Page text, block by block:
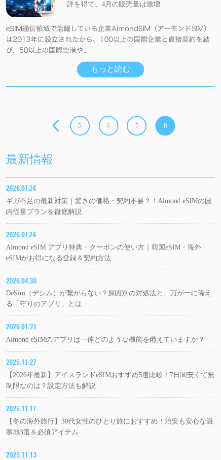
評を得て、4月の販売量は激増
eSIM通信領域で活躍している企業AlmondSIM（アーモンドSIM）
は2013年に設立されたから、100以上の国際企業と直接契約を結
び、50以上の国際空港や..
もっと読む
5 6 7 8
最新情報
2026.07.24
ギガ不足の最新対策｜驚きの価格・契約不要？！Almond eSIMの国
内従量プランを徹底解説
2026.07.24
Almond eSIM アプリ特典・クーポンの使い方｜韓国eSIM・海外
eSIMがお得になる登録＆契約方法
2026.04.30
DeSim（デシム）が繋がらない？原因別の対処法と、万が一に備え
る「守りのアプリ」とは
2026.01.21
Almond eSIMのアプリは一体どのような機能を備えていますか？
2025.11.27
【2026年最新】アイスランドeSIMおすすめ5選比較！7日間安くて無
制限なのは？設定方法も解説
2025.11.17
【冬の海外旅行】30代女性のひとり旅におすすめ！治安も安心な避
寒地3選＆必須アイテム
2025.11.13